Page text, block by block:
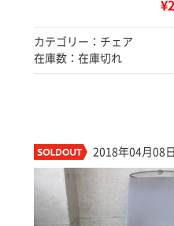
カテゴリー：チェア
在庫数：在庫切れ
2018年04月08